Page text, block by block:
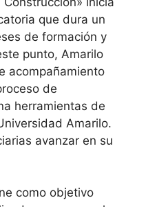
que dura un
de formación y
punto, Amarilo
acompañamiento
de
herramientas de
Amarilo.
avanzar en su
como objetivo